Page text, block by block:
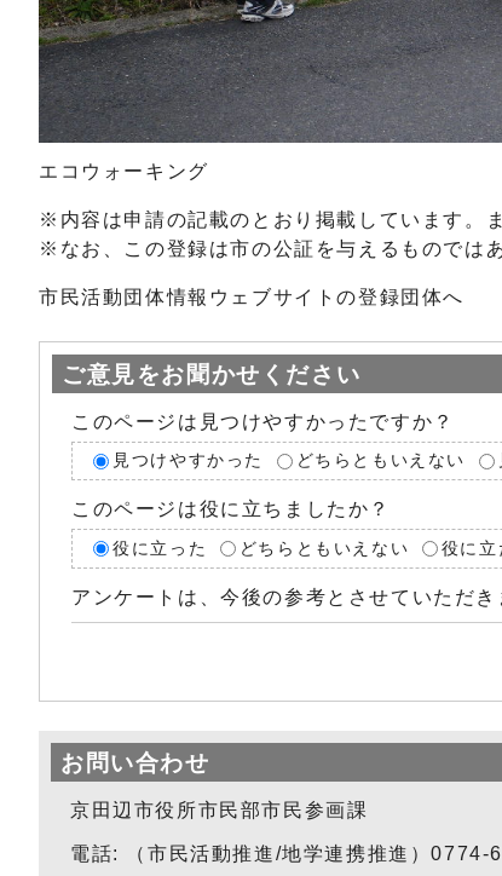
エコウォーキング
※内容は申請の記載のとおり掲載しています。
※なお、この登録は市の公証を与えるものでは
市民活動団体情報ウェブサイトの登録団体へ
ご意見をお聞かせください
このページは見つけやすかったですか？
見つけやすかった どちらともいえない
このページは役に立ちましたか？
役に立った どちらともいえない 役に立
アンケートは、今後の参考とさせていただき
お問い合わせ
京田辺市役所市民部市民参画課
電話: （市民活動推進/地学連携推進）0774-